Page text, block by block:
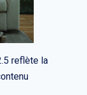
reflète la